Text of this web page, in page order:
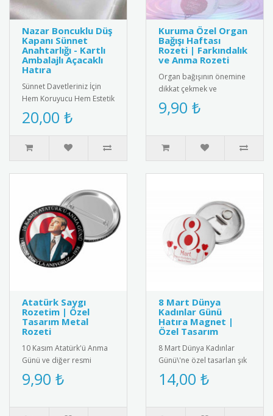
Nazar Boncuklu Düş
Kapanı Sünnet
Anahtarlığı - Kartlı
Ambalajlı Açacaklı
Hatıra
Sünnet Davetleriniz İçin
Hem Koruyucu Hem Estetik
Bir Hatıra: Nazar Boncuklu
Düş Kapanı Tasarımlı Aç..
20,00 ₺
Kuruma Özel Organ
Bağışı Haftası
Rozeti | Farkındalık
ve Anma Rozeti
Organ bağışının önemine
dikkat çekmek ve
farkındalık yaratmak
amacıyla Organ Bağışı
9,90 ₺
Atatürk Saygı
Rozetim | Özel
Tasarım Metal
Rozeti
10 Kasım Atatürk'ü Anma
Günü ve diğer resmi
törenler için özel olarak
tasarlanmış metal saygı
9,90 ₺
8 Mart Dünya
Kadınlar Günü
Hatıra Magnet |
Özel Tasarım
8 Mart Dünya Kadınlar
Günü\'ne özel tasarlan şık
ve anlamlı hatıra magnet.
yüksek kalite manyetik ma..
14,00 ₺